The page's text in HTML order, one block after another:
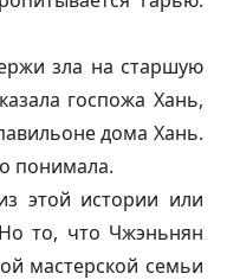
зла на старшую
госпожа Хань,
дома Хань.
понимала.
этой истории или
то, что Чжэньнян
мастерской семьи